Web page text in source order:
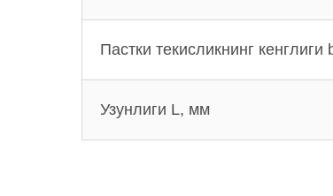
Пастки текисликнинг кенглиги
Узунлиги L, мм